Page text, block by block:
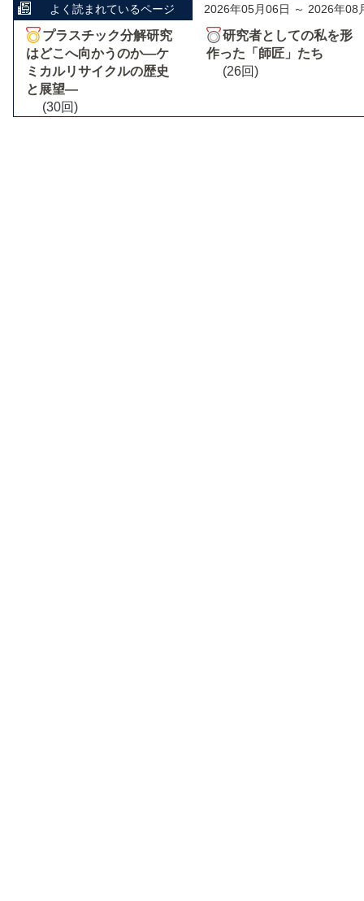
よく読まれているページ 2026年05月06日 ～ 2026年08
プラスチック分解研究
はどこへ向かうのか―ケ
ミカルリサイクルの歴史
と展望―
(30回)
研究者としての私を形
作った「師匠」たち
(26回)